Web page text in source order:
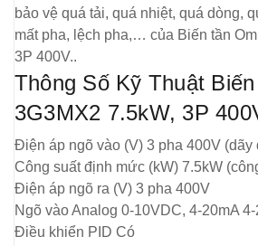
bảo vệ quá tải, quá nhiệt, quá dòng,
mất pha, lệch pha,… của Biến tần
3P 400V..
Thông Số Kỹ Thuật
3G3MX2 7.5kW, 3P
Điện áp ngõ vào (V) 3 pha 400V (dãy
Công suất định mức (kW) 7.5kW
Điện áp ngõ ra (V) 3 pha 400V
Ngõ vào Analog 0-10VDC, 4-20mA 4-
Điều khiển PID Có